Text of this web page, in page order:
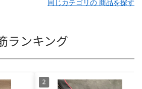
同じカテゴリの 商品を探す
ランキング